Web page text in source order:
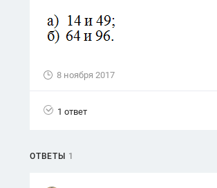
Вузы
ответа
Олимпиады
Spotlight
280 ответов
8 ноября 2017
1 ответ
ОТВЕТЫ 1